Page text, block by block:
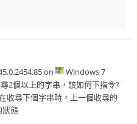
on
Windows 7
2個以上的字串，該如何下指令?
收尋下個字串時，上一個收尋的
態